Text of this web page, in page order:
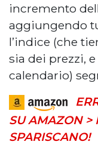
incremento
aggiungendo
l’indice (che
sia dei prezzi,
calendario)
SU AMAZON >
SPARISCANO!